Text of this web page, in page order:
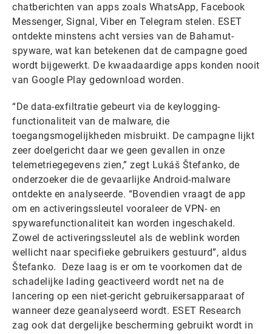
chatberichten van apps zoals WhatsApp, Facebook
Messenger, Signal, Viber en Telegram stelen. ESET
ontdekte minstens acht versies van de Bahamut-
spyware, wat kan betekenen dat de campagne goed
wordt bijgewerkt. De kwaadaardige apps konden nooit
van Google Play gedownload worden.
“De data-exfiltratie gebeurt via de keylogging-
functionaliteit van de malware, die
toegangsmogelijkheden misbruikt. De campagne lijkt
zeer doelgericht daar we geen gevallen in onze
telemetriegegevens zien,” zegt Lukáš Štefanko, de
onderzoeker die de gevaarlijke Android-malware
ontdekte en analyseerde. “Bovendien vraagt de app
om en activeringssleutel vooraleer de VPN- en
spywarefunctionaliteit kan worden ingeschakeld.
Zowel de activeringssleutel als de weblink worden
wellicht naar specifieke gebruikers gestuurd”, aldus
Štefanko. Deze laag is er om te voorkomen dat de
schadelijke lading geactiveerd wordt net na de
lancering op een niet-gericht gebruikersapparaat of
wanneer deze geanalyseerd wordt. ESET Research
zag ook dat dergelijke bescherming gebruikt wordt in